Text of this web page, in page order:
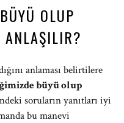
OLUP
anlaması belirtilere
büyü olup
soruların yanıtları iyi
bu manevi